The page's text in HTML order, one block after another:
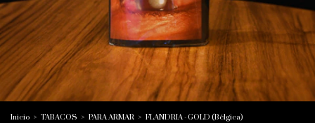
Inicio > TABACOS > PARA ARMAR > FLANDRIA - GOLD (Bélgica)